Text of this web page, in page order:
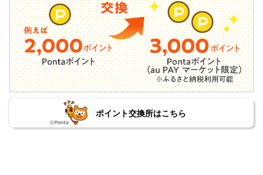
ポイント交換所はこちら